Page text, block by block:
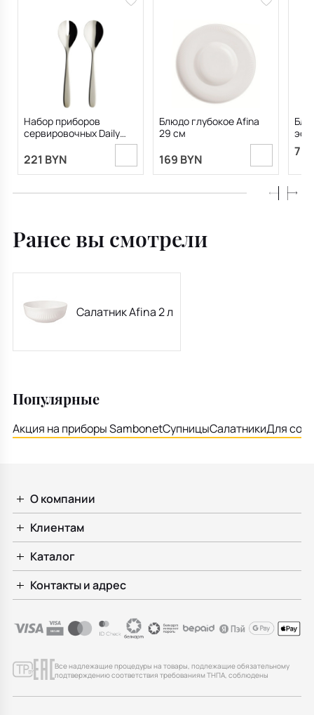
Набор приборов
сервировочных Daily
221 BYN
Блюдо глубокое Afina
29 см
169 BYN
Ранее вы смотрели
Салатник Afina 2 л
Популярные
Акция на приборы SambonetСупницыСалатникиДля
О компании
Клиентам
Каталог
Контакты и адрес
Все надлежащие процедуры на товары, подлежащие обязательному
подтверждению соответствия требованиям ТНПА, соблюдены